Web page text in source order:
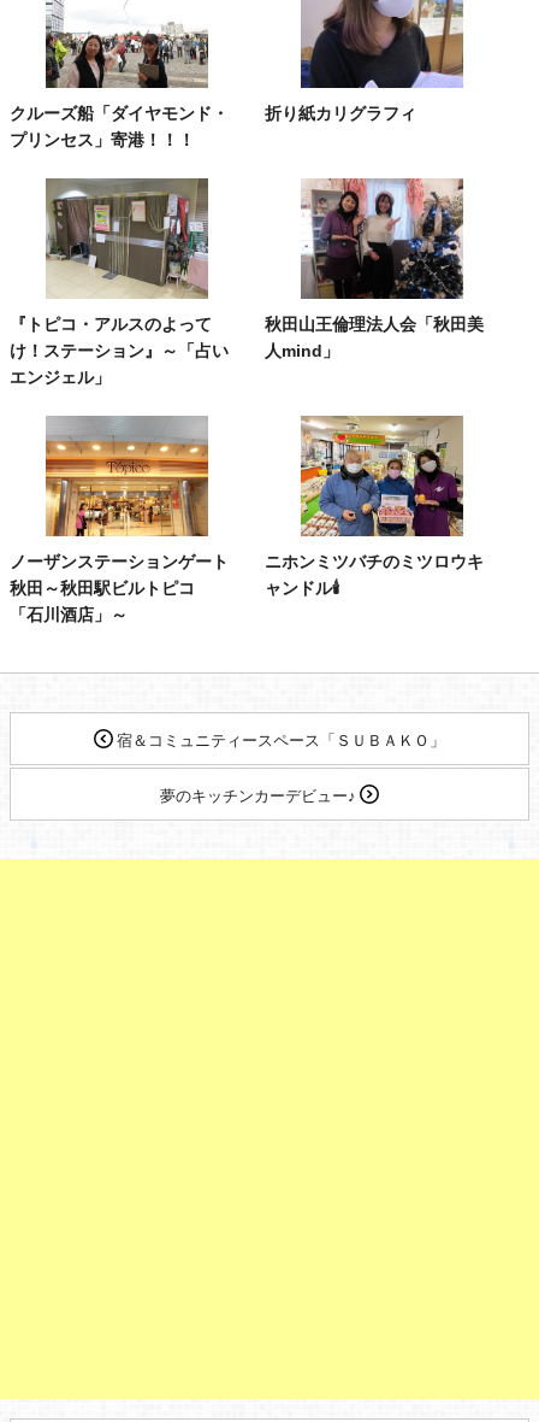
クルーズ船「ダイヤモンド・
プリンセス」寄港！！！
折り紙カリグラフィ
『トピコ・アルスのよって
け！ステーション』～「占い
エンジェル」
秋田山王倫理法人会「秋田美
人mind」
ノーザンステーションゲート
秋田～秋田駅ビルトピコ
「石川酒店」～
ニホンミツバチのミツロウキ
ャンドル🕯
宿＆コミュニティースペース「ＳＵＢＡＫＯ」
夢のキッチンカーデビュー♪